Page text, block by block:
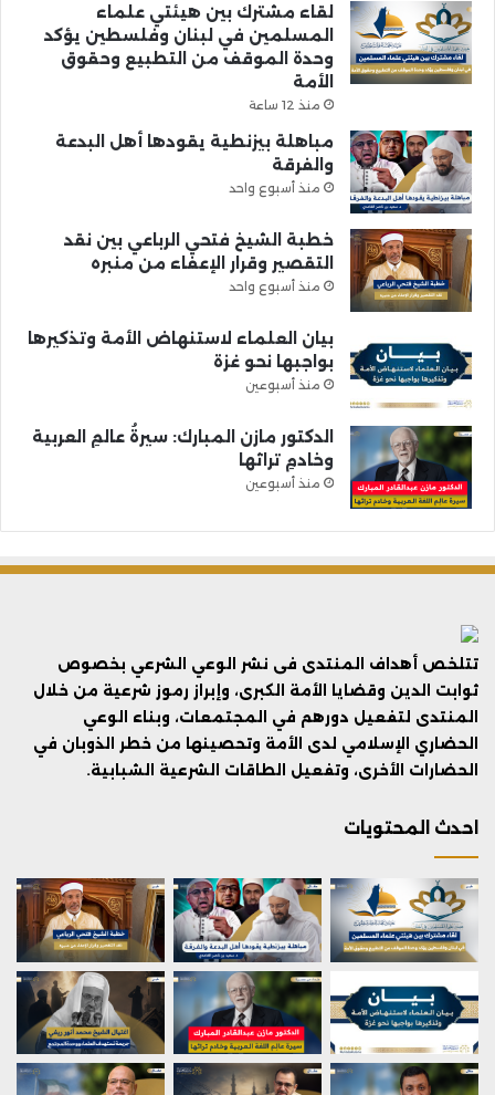
لقاء مشترك بين هيئتي علماء
المسلمين في لبنان وفلسطين يؤكد
وحدة الموقف من التطبيع وحقوق
الأمة
منذ 12 ساعة
مباهلة بيزنطية يقودها أهل البدعة
والفرقة
منذ أسبوع واحد
خطبة الشيخ فتحي الرباعي بين نقد
التقصير وقرار الإعفاء من منبره
منذ أسبوع واحد
بيان العلماء لاستنهاض الأمة وتذكيرها
بواجبها نحو غزة
منذ أسبوعين
الدكتور مازن المبارك: سيرةُ عالمِ العربية
وخادمِ تراثها
منذ أسبوعين
تتلخص أهداف المنتدى فى نشر الوعي الشرعي بخصوص
ثوابت الدين وقضايا الأمة الكبرى، وإبراز رموز شرعية من خلال
المنتدى لتفعيل دورهم في المجتمعات، وبناء الوعي
الحضاري الإسلامي لدى الأمة وتحصينها من خطر الذوبان في
الحضارات الأخرى، وتفعيل الطاقات الشرعية الشبابية.
احدث المحتويات